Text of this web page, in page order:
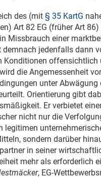
des (mit § 35 KartG
Art 82 EG (früher Art
Missbrauch einer
jedenfalls dann
Konditionen offensichtlich
die Angemessenheit
unter Abwägung
Orientierung gibt
Er verbietet
nicht nur die
legitimen
sondern darüber
in seiner
mehr als erforderlich
, EG-